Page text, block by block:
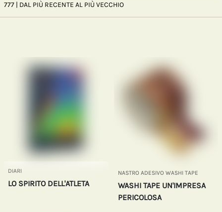
777 | DAL PIÙ RECENTE AL PIÙ VECCHIO
DIARI
LO SPIRITO DELL'ATLETA
NASTRO ADESIVO WASHI TAPE
WASHI TAPE UN'IMPRESA
PERICOLOSA